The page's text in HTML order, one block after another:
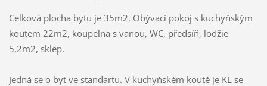
Celková plocha bytu je 35m2. Obývací pokoj s kuchyňským
koutem 22m2, koupelna s vanou, WC, předsíň, lodžie
5,2m2, sklep.
Jedná se o byt ve standartu. V kuchyňském koutě je KL se